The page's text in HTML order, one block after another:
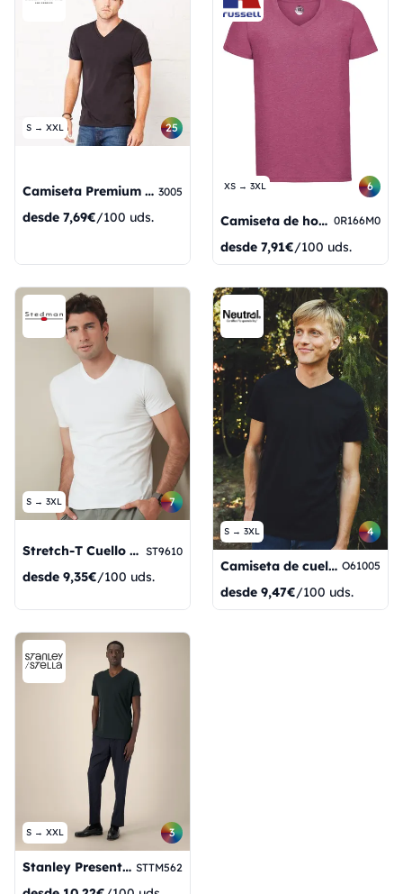
S → XXL 25
Camiseta Premium para mujer 3005
desde 7,69€/100 uds.
XS → 3XL 6
Camiseta de hombre con cuello en V y estampado HD 0R166M0
desde 7,91€/100 uds.
S → 3XL 7
Stretch-T Cuello en V ST9610
desde 9,35€/100 uds.
S → 3XL 4
Camiseta de cuello en V para hombre O61005
desde 9,47€/100 uds.
S → XXL 3
Stanley Presentador STTM562